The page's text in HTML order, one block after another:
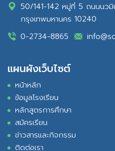
50/141-142 หมู่ที่ 5 ถนนนว
กรุงเทพมหานคร 10240
0-2734-8865
แผนผังเว็บไซต์
หน้าหลัก
ข้อมูลโรงเรียน
หลักสูตรการศึกษา
สมัครเรียน
ข่าวสารและกิจกรรม
ติดต่อเรา